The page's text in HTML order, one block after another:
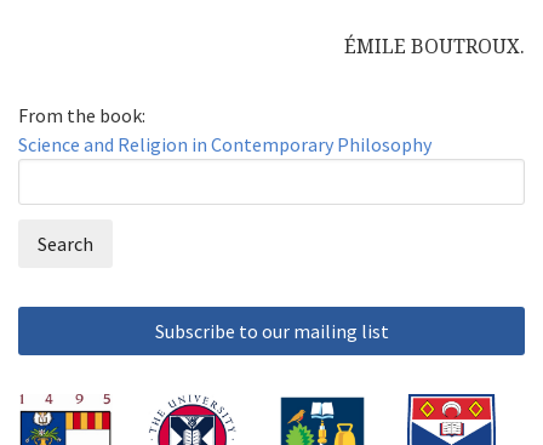
ÉMILE BOUTROUX.
From the book:
Science and Religion in Contemporary Philosophy
form